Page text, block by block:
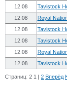
12.08
Tavistock
12.08
Royal
12.08
Tavistock
12.08
Tavistock
12.08
Royal
12.08
Tavistock
Страниц: 2 1 | 2 Вперёд